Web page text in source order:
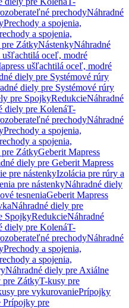
prechodyNáhradné
Prechody a spojenia,
a spojenia,
ZátkyNástenkyNáhradné
ušľachtilá oceľ, modré
ušľachtilá oceľ, modré
diely pre Systémové rúry
diely pre Systémové rúry
pre SpojkyRedukcieNáhradné
diely pre KolenáT-
prechodyNáhradné
Prechody a spojenia,
a spojenia,
ZátkyGeberit Mapress
diely pre Geberit Mapress
pre nástenkyIzolácia pre rúry a
pre nástenkyNáhradné diely
tesneniaGeberit Mapress
Náhradné diely pre
SpojkyRedukcieNáhradné
diely pre KolenáT-
prechodyNáhradné
Prechody a spojenia,
a spojenia,
Náhradné diely pre Axiálne
pre ZátkyT-kusy pre
pre vykurovaniePrípojky
Prípojky pre